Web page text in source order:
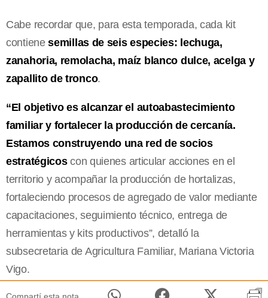
Cabe recordar que, para esta temporada, cada kit
contienesemillas de seis especies: lechuga,
zanahoria, remolacha, maíz blanco dulce, acelga y
zapallito de tronco.
“El objetivo es alcanzar el autoabastecimiento
familiar y fortalecer la producción de cercanía.
Estamos construyendo una red de socios
estratégicoscon quienes articular acciones en el
territorio y acompañar la producción de hortalizas,
fortaleciendo procesos de agregado de valor mediante
capacitaciones, seguimiento técnico, entrega de
herramientas y kits productivos”, detalló la
subsecretaria de Agricultura Familiar, Mariana Victoria
Vigo.
Compartí esta nota